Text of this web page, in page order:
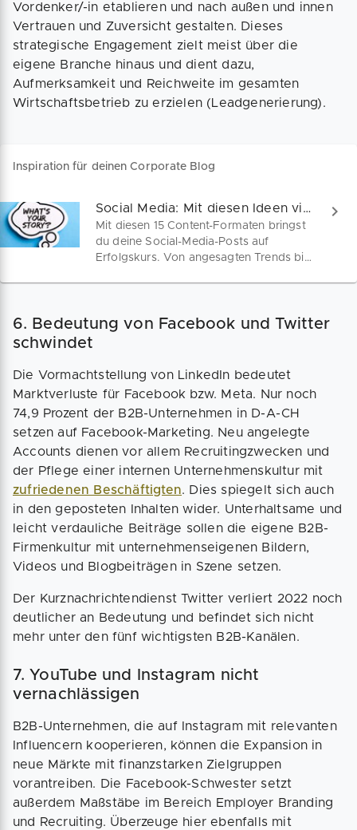
Vordenker/-in etablieren und nach außen und innen
Vertrauen und Zuversicht gestalten. Dieses
strategische Engagement zielt meist über die
eigene Branche hinaus und dient dazu,
Aufmerksamkeit und Reichweite im gesamten
Wirtschaftsbetrieb zu erzielen (Leadgenerierung).
Inspiration für deinen Corporate Blog
Social Media: Mit diesen Ideen viral gehen
Mit diesen 15 Content-Formaten bringst
du deine Social-Media-Posts auf
Erfolgskurs. Von angesagten Trends bis
6. Bedeutung von Facebook und Twitter
schwindet
Die Vormachtstellung von LinkedIn bedeutet
Marktverluste für Facebook bzw. Meta. Nur noch
74,9 Prozent der B2B-Unternehmen in D-A-CH
setzen auf Facebook-Marketing. Neu angelegte
Accounts dienen vor allem Recruitingzwecken und
der Pflege einer internen Unternehmenskultur mit
zufriedenen Beschäftigten. Dies spiegelt sich auch
in den geposteten Inhalten wider. Unterhaltsame und
leicht verdauliche Beiträge sollen die eigene B2B-
Firmenkultur mit unternehmenseigenen Bildern,
Videos und Blogbeiträgen in Szene setzen.
Der Kurznachrichtendienst Twitter verliert 2022 noch
deutlicher an Bedeutung und befindet sich nicht
mehr unter den fünf wichtigsten B2B-Kanälen.
7. YouTube und Instagram nicht
vernachlässigen
B2B-Unternehmen, die auf Instagram mit relevanten
Influencern kooperieren, können die Expansion in
neue Märkte mit finanzstarken Zielgruppen
vorantreiben. Die Facebook-Schwester setzt
außerdem Maßstäbe im Bereich Employer Branding
und Recruiting. Überzeuge hier ebenfalls mit